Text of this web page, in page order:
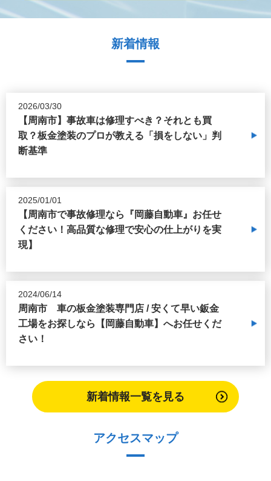
新着情報
2026/03/30
【周南市】事故車は修理すべき？それとも買
取？板金塗装のプロが教える「損をしない」判
断基準
2025/01/01
【周南市で事故修理なら『岡藤自動車』お任せ
ください！高品質な修理で安心の仕上がりを実
現】
2024/06/14
周南市 車の板金塗装専門店 / 安くて早い鈑金
工場をお探しなら【岡藤自動車】へお任せくだ
さい！
新着情報一覧を見る
アクセスマップ